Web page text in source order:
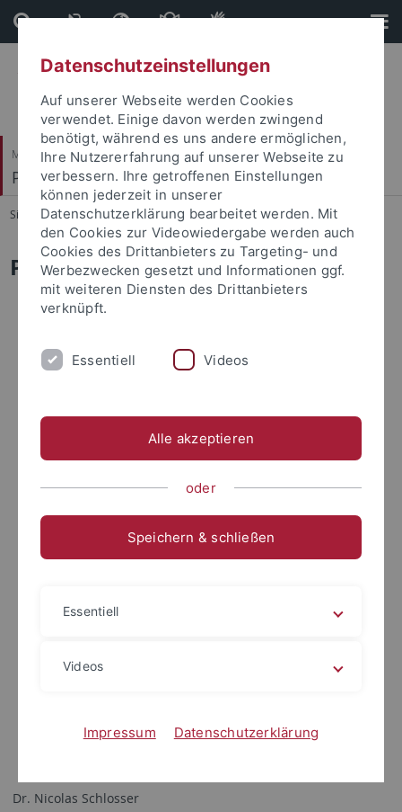
Direkt
zum
Inhalt
Direkt
zur
Fußleiste
Mathematisch-Naturwissenschaftliche Fakultät
Petrologie und Mineralische Rohstoffe
Sie sind hier: Startseite ... Past members
Past members
Michelle Luft, Bsc
Dr. Nicolas Schlosser
Datenschutzeinstellungen
Auf unserer Webseite werden Cookies
verwendet. Einige davon werden zwingend
benötigt, während es uns andere ermöglichen,
Ihre Nutzererfahrung auf unserer Webseite zu
verbessern. Ihre getroffenen Einstellungen
können jederzeit in unserer
Datenschutzerklärung bearbeitet werden. Mit
den Cookies zur Videowiedergabe werden auch
Cookies des Drittanbieters zu Targeting- und
Werbezwecken gesetzt und Informationen ggf.
mit weiteren Diensten des Drittanbieters
verknüpft.
Essentiell Videos
Alle akzeptieren
oder
Speichern & schließen
Essentiell
Videos
Impressum Datenschutzerklärung